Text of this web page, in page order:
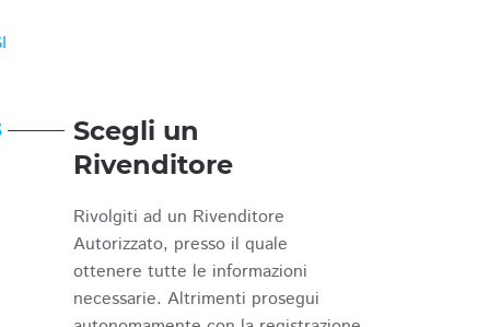
Scegli un
Rivenditore
Rivolgiti ad un Rivenditore
Autorizzato, presso il quale
ottenere tutte le informazioni
necessarie. Altrimenti prosegui